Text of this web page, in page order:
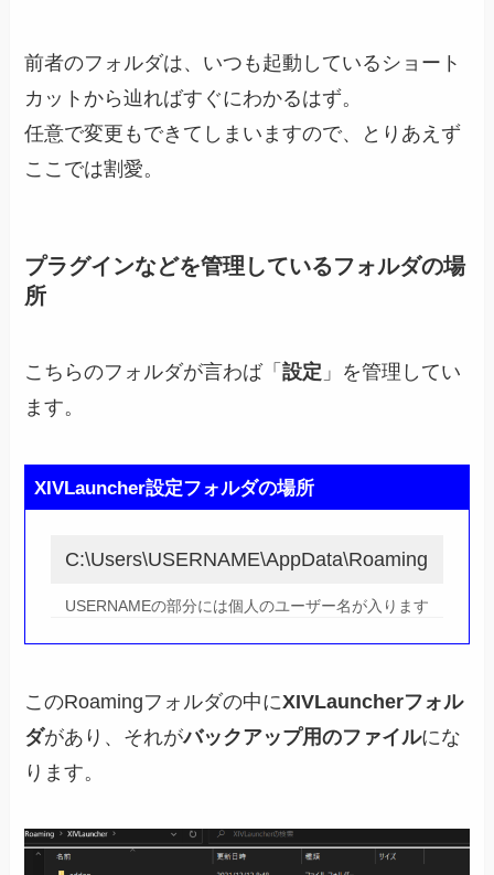
前者のフォルダは、いつも起動しているショート
カットから辿ればすぐにわかるはず。
任意で変更もできてしまいますので、とりあえず
ここでは割愛。
プラグインなどを管理しているフォルダの場
所
こちらのフォルダが言わば「設定 」を管理してい
ます。
XIVLauncher設定フォルダの場所
C:\Users\USERNAME\AppData\Roaming
USERNAMEの部分には個人のユーザー名が入ります
このRoamingフォルダの中にXIVLauncherフォル
ダがあり、それがバックアップ用のファイルにな
ります。